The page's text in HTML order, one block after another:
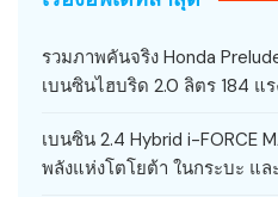
รวมภาพคันจริง Honda
เบนซินไฮบริด 2.0 ลิตร 184 แ
เบนซิน 2.4 Hybrid i-FORCE
พลังแห่งโตโยต้า ในกระบะ แล